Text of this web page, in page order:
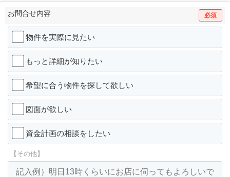
お問合せ内容 必須
物件を実際に見たい
もっと詳細が知りたい
希望に合う物件を探して欲しい
図面が欲しい
資金計画の相談をしたい
【その他】